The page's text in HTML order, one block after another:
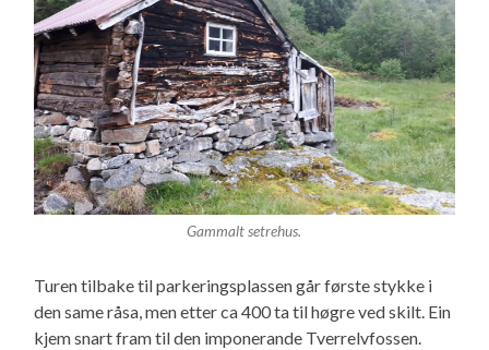
Gammalt setrehus.
Turen tilbake til parkeringsplassen går første stykke i
den same råsa, men etter ca 400 ta til høgre ved skilt. Ein
kjem snart fram til den imponerande Tverrelvfossen.